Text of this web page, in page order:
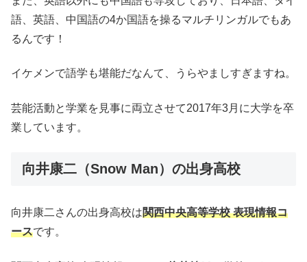
語、英語、中国語の4か国語を操るマルチリンガルでもあ
るんです！
イケメンで語学も堪能だなんて、うらやましすぎますね。
芸能活動と学業を見事に両立させて2017年3月に大学を卒
業しています。
向井康二（Snow Man）の出身高校
向井康二さんの出身高校は関西中央高等学校 表現情報コ
ースです。